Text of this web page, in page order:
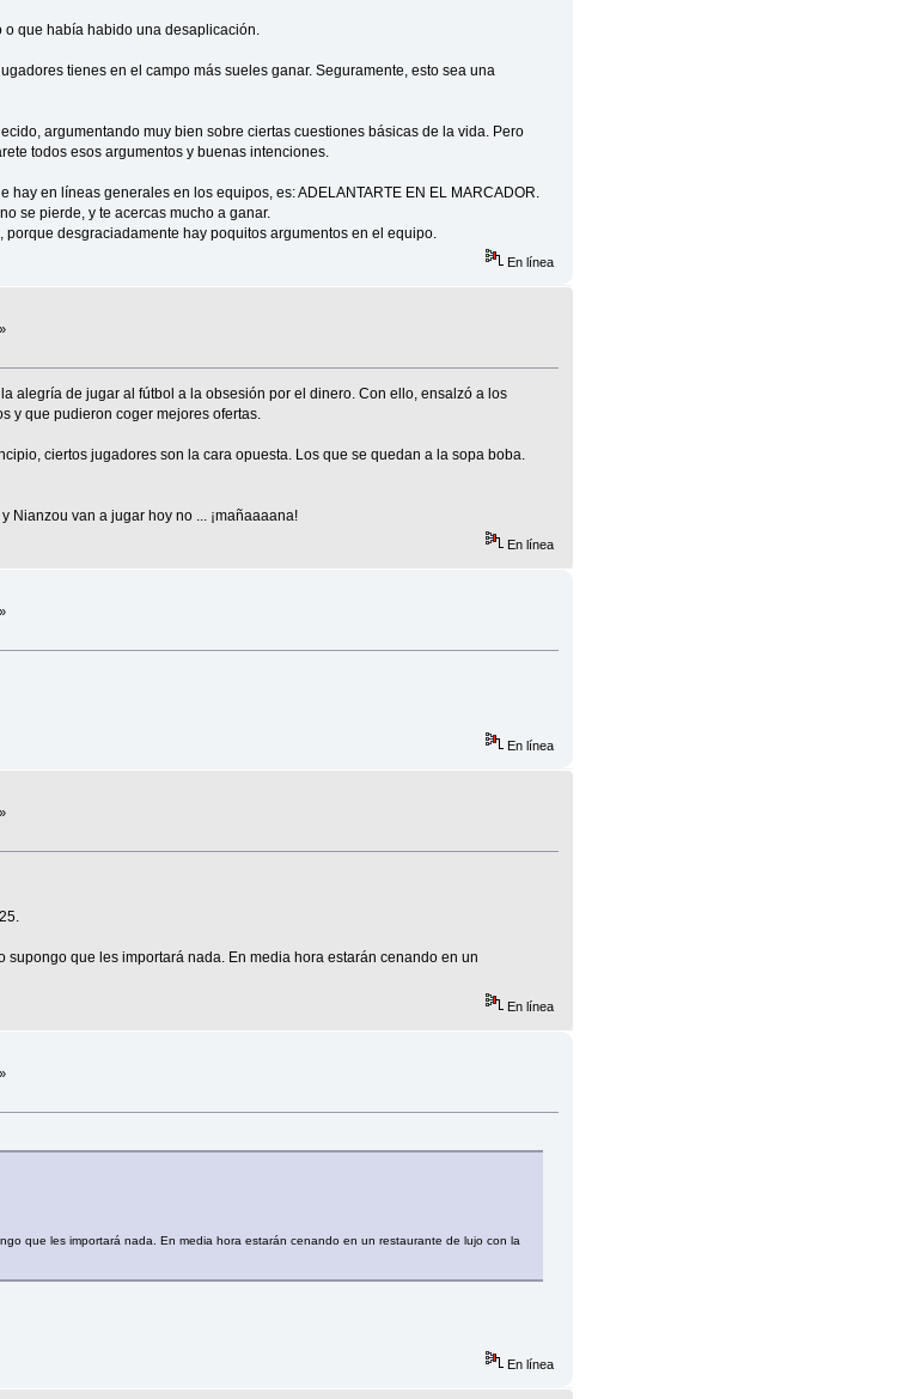
que había habido una desaplicación.
tienes en el campo más sueles ganar. Seguramente, esto sea una
argumentando muy bien sobre ciertas cuestiones básicas de la vida. Pero
todos esos argumentos y buenas intenciones.
hay en líneas generales en los equipos, es: ADELANTARTE EN EL MARCADOR.
se pierde, y te acercas mucho a ganar.
desgraciadamente hay poquitos argumentos en el equipo.
En línea
alegría de jugar al fútbol a la obsesión por el dinero. Con ello, ensalzó a los
y que pudieron coger mejores ofertas.
ciertos jugadores son la cara opuesta. Los que se quedan a la sopa boba.
Nianzou van a jugar hoy no ... ¡mañaaaana!
En línea
En línea
supongo que les importará nada. En media hora estarán cenando en un
En línea
que les importará nada. En media hora estarán cenando en un restaurante de lujo con la
En línea